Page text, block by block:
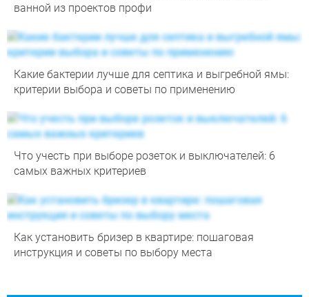
ванной из проектов профи
Какие бактерии лучше для септика и выгребной ямы:
критерии выбора и советы по применению
Что учесть при выборе розеток и выключателей: 6
самых важных критериев
Как установить бризер в квартире: пошаговая
инструкция и советы по выбору места